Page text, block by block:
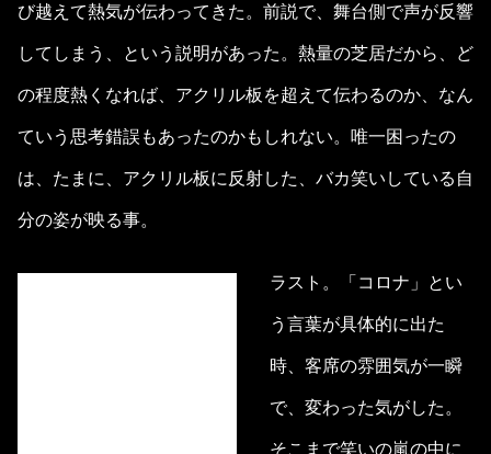
び越えて熱気が伝わってきた。前説で、舞台側で声が反響
してしまう、という説明があった。熱量の芝居だから、ど
の程度熱くなれば、アクリル板を超えて伝わるのか、なん
ていう思考錯誤もあったのかもしれない。唯一困ったの
は、たまに、アクリル板に反射した、バカ笑いしている自
分の姿が映る事。
ラスト。「コロナ」とい
う言葉が具体的に出た
時、客席の雰囲気が一瞬
で、変わった気がした。
そこまで笑いの嵐の中に